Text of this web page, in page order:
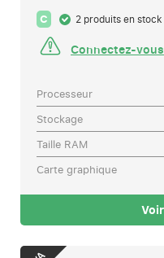
C 2 produits en stock
Connectez-vous
Processeur
Stockage
Taille RAM
Carte graphique